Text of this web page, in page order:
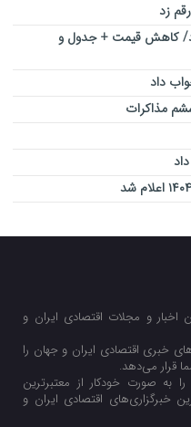
زد
امروز یکشنبه ۲۴خرداد/ کاهش قیمت + جدول و
داد
مذاکرات
اخبار و مجلات اقتصادی ایران و
خبری اقتصادی ایران و جهان را
قرار می‌‌دهد.
به صورت خودکار از معتبرترین
خبرگزاری‌های اقتصادی ایران و